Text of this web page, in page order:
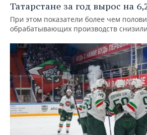
Татарстане за год вырос на
При этом показатели более чем
обрабатывающих производств